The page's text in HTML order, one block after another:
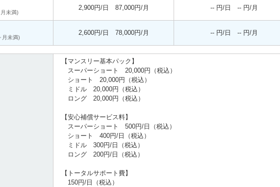
未満)
2,900円/日 87,000円/月 -- 円/日 -- 円/月
月未満)
2,600円/日 78,000円/月 -- 円/日 -- 円/月
【マンスリー基本パック】
スーパーショート 20,000円（税込）
ショート 20,000円（税込）
ミドル 20,000円（税込）
ロング 20,000円（税込）
【安心補償サービス料】
スーパーショート 500円/日（税込）
ショート 400円/日（税込）
ミドル 300円/日（税込）
ロング 200円/日（税込）
【トータルサポート費】
150円/日（税込）